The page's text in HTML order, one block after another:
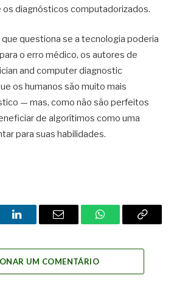
os diagnósticos computadorizados.
questiona se a tecnologia poderia
o erro médico, os autores de
and computer diagnostic
os humanos são muito mais
— mas, como não são perfeitos
de algorítimos como uma
para suas habilidades.
LinkedInEmail WhatsAppCopy
UM COMENTÁRIO